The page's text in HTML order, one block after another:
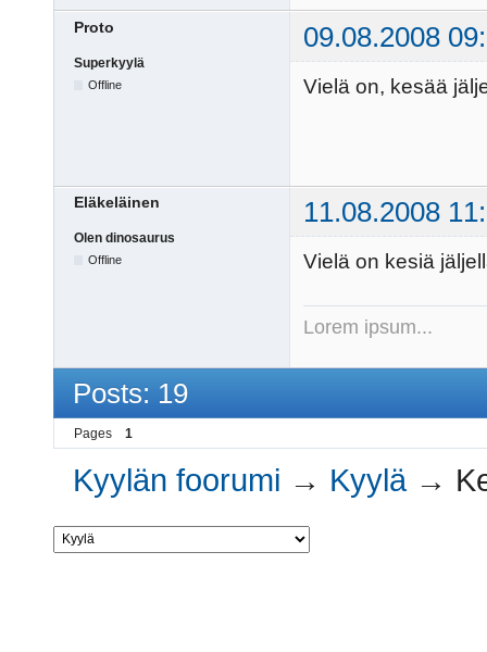
Proto 09.08.2008
Superkyylä
Offline Vielä on, kesää
Eläkeläinen 11.08.2008
Olen dinosaurus
Offline Vielä on kesiä
Lorem ipsum...
Posts: 19
Pages 1
Kyylän foorumi → Kyylä →